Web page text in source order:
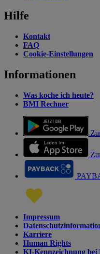
Hilfe
Kontakt
FAQ
Cookie-Einstellungen
Informationen
Was koche ich heute?
BMI Rechner
Impressum
Karriere
Human Rights
KI-Kennzeichnung